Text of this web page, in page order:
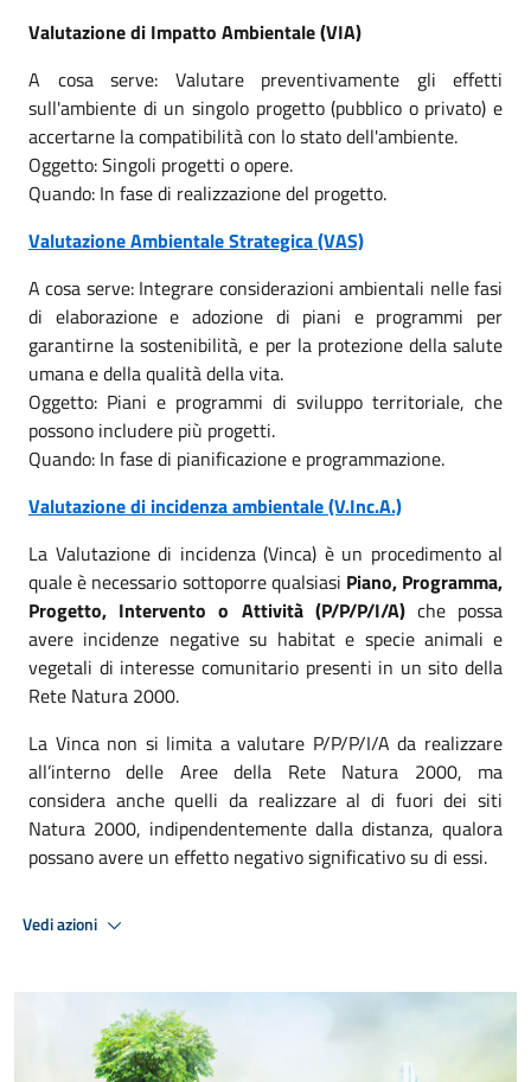
Valutazione di Impatto Ambientale (VIA)
A cosa serve: Valutare preventivamente gli effetti
sull'ambiente di un singolo progetto (pubblico o privato) e
accertarne la compatibilità con lo stato dell'ambiente.
Oggetto: Singoli progetti o opere.
Quando: In fase di realizzazione del progetto.
Valutazione Ambientale Strategica (VAS)
A cosa serve: Integrare considerazioni ambientali nelle fasi
di elaborazione e adozione di piani e programmi per
garantirne la sostenibilità, e per la protezione della salute
umana e della qualità della vita.
Oggetto: Piani e programmi di sviluppo territoriale, che
possono includere più progetti.
Quando: In fase di pianificazione e programmazione.
Valutazione di incidenza ambientale (V.Inc.A.)
La Valutazione di incidenza (Vinca) è un procedimento al
quale è necessario sottoporre qualsiasi Piano, Programma,
Progetto, Intervento o Attività (P/P/P/I/A)che possa
avere incidenze negative su habitat e specie animali e
vegetali di interesse comunitario presenti in un sito della
Rete Natura 2000.
La Vinca non si limita a valutare P/P/P/I/A da realizzare
all’interno delle Aree della Rete Natura 2000, ma
considera anche quelli da realizzare al di fuori dei siti
Natura 2000, indipendentemente dalla distanza, qualora
possano avere un effetto negativo significativo su di essi.
Vedi azioni